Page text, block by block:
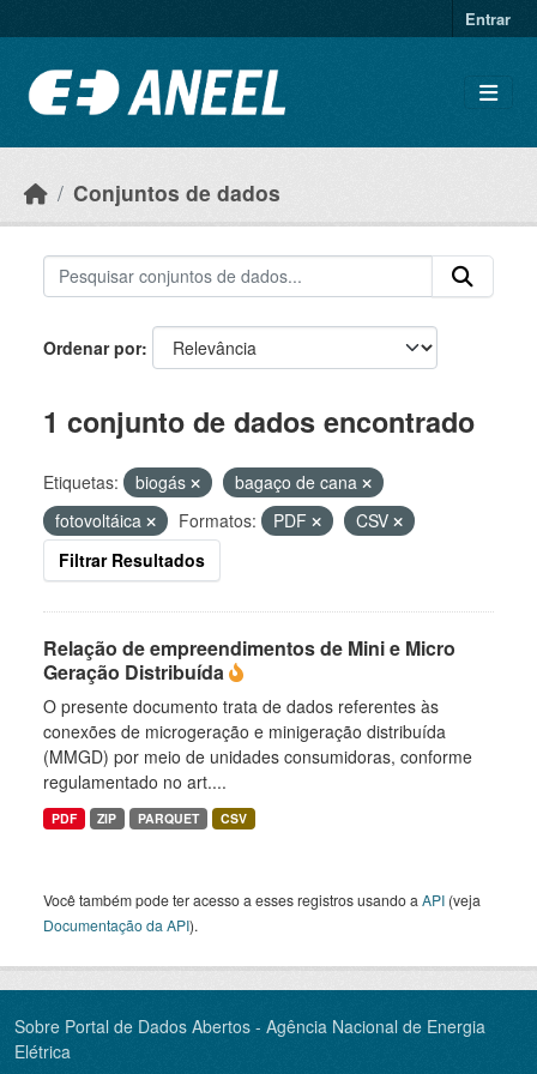
Entrar
Conjuntos de dados
Ordenar por
1 conjunto de dados encontrado
Etiquetas: biogás
bagaço de cana
fotovoltáica
Formatos: PDF
CSV
Filtrar Resultados
Relação de empreendimentos de Mini e Micro
Geração Distribuída
O presente documento trata de dados referentes às
conexões de microgeração e minigeração distribuída
(MMGD) por meio de unidades consumidoras, conforme
regulamentado no art....
PDF ZIP PARQUET CSV
Você também pode ter acesso a esses registros usando a API (veja
Documentação da API).
Sobre Portal de Dados Abertos - Agência Nacional de Energia
Elétrica